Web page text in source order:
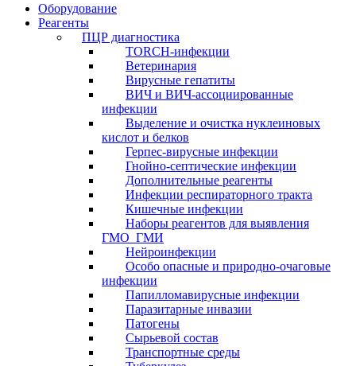
Оборудование
Реагенты
ПЦР диагностика
TORCH-инфекции
Ветеринария
Вирусные гепатиты
ВИЧ и ВИЧ-ассоциированные
инфекции
Выделение и очистка нуклеиновых
кислот и белков
Герпес-вирусные инфекции
Гнойно-септические инфекции
Дополнительные реагенты
Инфекции респираторного тракта
Кишечные инфекции
Наборы реагентов для выявления
ГМО_ГМИ
Нейроинфекции
Особо опасные и природно-очаговые
инфекции
Папилломавирусные инфекции
Паразитарные инвазии
Патогены
Сырьевой состав
Транспортные среды